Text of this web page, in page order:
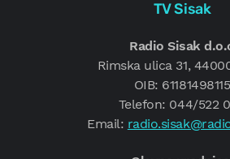
TV Sisak
Radio Sisak
Rimska ulica 31,
OIB: 61181498115
Telefon: 044/522
Email: